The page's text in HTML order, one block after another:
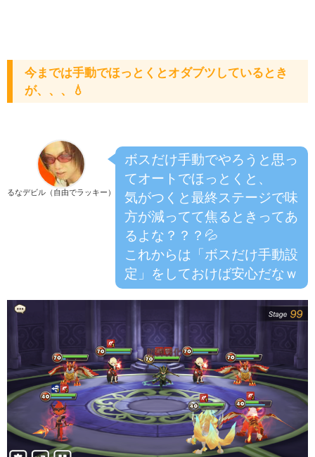
今までは手動でほっとくとオダブツしているとき
が、、、💧
るなデビル（自由でラッキー）
ボスだけ手動でやろうと思っ
てオートでほっとくと、
気がつくと最終ステージで味
方が減ってて焦るときってあ
るよな？？？💦
これからは「ボスだけ手動設
定」をしておけば安心だなｗ